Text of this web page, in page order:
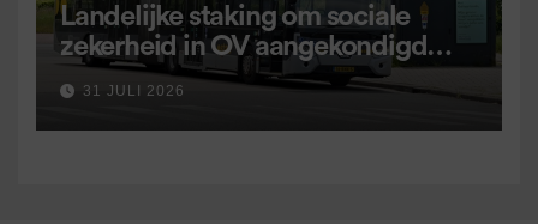
Landelijke staking om sociale
zekerheid in OV aangekondigd
voor 9 september
31 JULI 2026